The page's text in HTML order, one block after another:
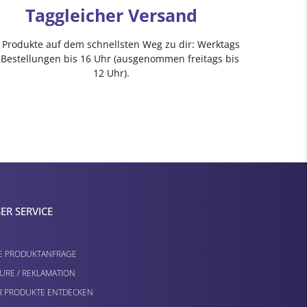
Taggleicher Versand
auf dem schnellsten Weg zu dir: Werktags
bis 16 Uhr (ausgenommen freitags bis
12 Uhr).
SERVICE
PRODUKTANFRAGE
/ REKLAMATION
PRODUKTE ENTDECKEN